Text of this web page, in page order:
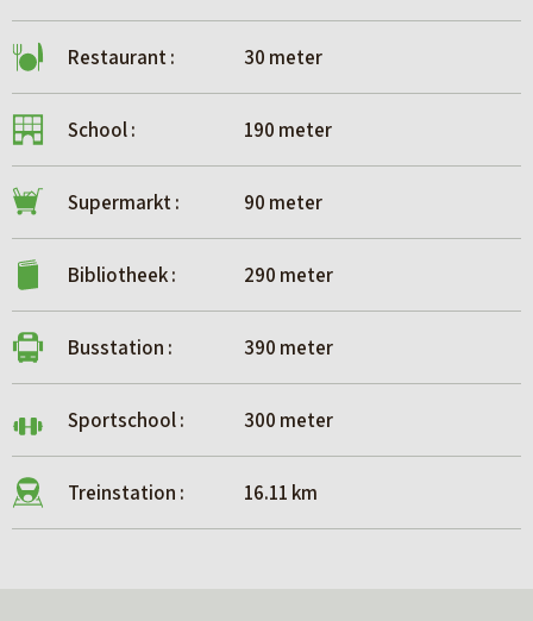
terwijl deze volgens de NEN2580 niet als woonoppervlak
zijn aan te merken. Afhankelijk van de mogelijkheden kunt u
waardoor deze ruimte eventueel alsnog als woonoppervlak
informatie en eventuele mogelijkheden.
Restaurant : 30 meter
School : 190 meter
Supermarkt : 90 meter
Bibliotheek : 290 meter
Busstation : 390 meter
Sportschool : 300 meter
Treinstation : 16.11 km